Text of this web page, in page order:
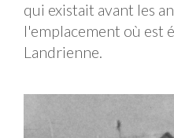
qui existait avant les
l'emplacement où est
Landrienne.